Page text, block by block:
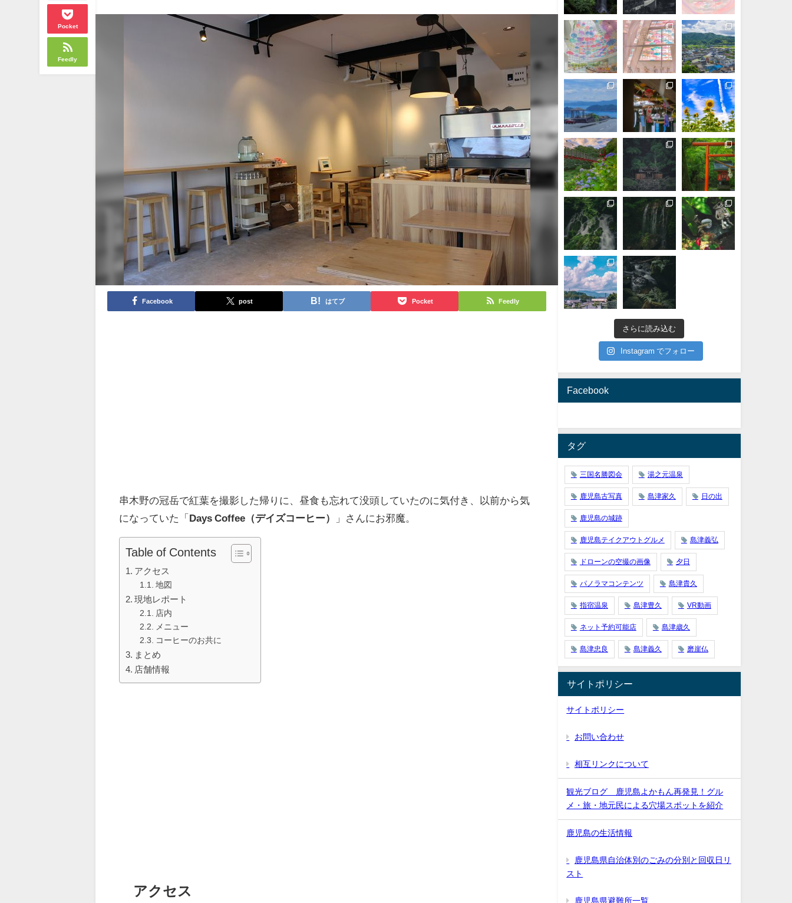
Pocket
Feedly
Facebook post はてブ Pocket Feedly
串木野の冠岳で紅葉を撮影した帰りに、昼食も忘れて没頭していたのに気付き、以前から気
になっていた「 Days Coffee（デイズコーヒー） 」さんにお邪魔。
Table of Contents
アクセス
地図
現地レポート
店内
メニュー
コーヒーのお共に
まとめ
店舗情報
アクセス
さらに読み込む
Instagram でフォロー
Facebook
タグ
三国名勝図会 湯之元温泉
鹿児島古写真 島津家久 日の出
鹿児島の城跡
鹿児島テイクアウトグルメ 島津義弘
ドローンの空撮の画像 夕日
パノラマコンテンツ 島津貴久
指宿温泉 島津豊久 VR動画
ネット予約可能店 島津歳久
島津忠良 島津義久 磨崖仏
サイトポリシー
サイトポリシー
お問い合わせ
相互リンクについて
観光ブログ 鹿児島よかもん再発見！グル
メ・旅・地元民による穴場スポットを紹介
鹿児島の生活情報
鹿児島県自治体別のごみの分別と回収日リ
スト
鹿児島県避難所一覧